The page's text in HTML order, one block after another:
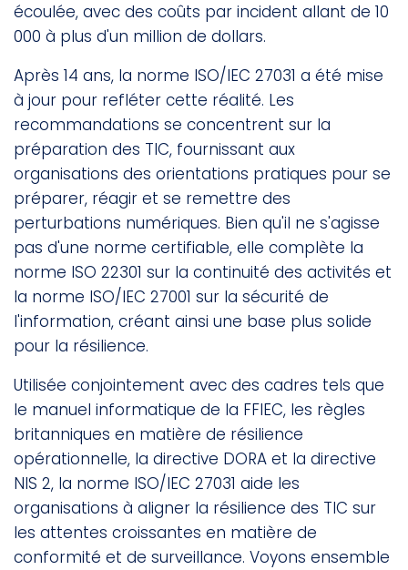
écoulée, avec des coûts par incident allant de 10
000 à plus d'un million de dollars.
Après 14 ans, la norme ISO/IEC 27031 a été mise
à jour pour refléter cette réalité. Les
recommandations se concentrent sur la
préparation des TIC, fournissant aux
organisations des orientations pratiques pour se
préparer, réagir et se remettre des
perturbations numériques. Bien qu'il ne s'agisse
pas d'une norme certifiable, elle complète la
norme ISO 22301 sur la continuité des activités et
la norme ISO/IEC 27001 sur la sécurité de
l'information, créant ainsi une base plus solide
pour la résilience.
Utilisée conjointement avec des cadres tels que
le manuel informatique de la FFIEC, les règles
britanniques en matière de résilience
opérationnelle, la directive DORA et la directive
NIS 2, la norme ISO/IEC 27031 aide les
organisations à aligner la résilience des TIC sur
les attentes croissantes en matière de
conformité et de surveillance. Voyons ensemble